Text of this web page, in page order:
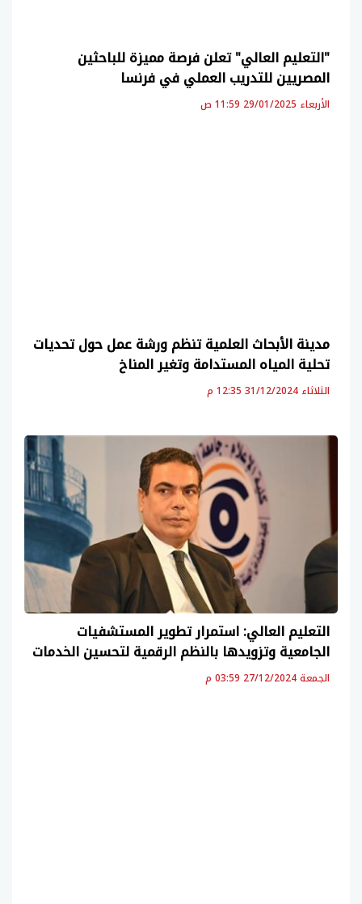
"التعليم العالي" تعلن فرصة مميزة للباحثين
المصريين للتدريب العملي في فرنسا
الأربعاء 29/01/2025 11:59 ص
مدينة الأبحاث العلمية تنظم ورشة عمل حول تحديات
تحلية المياه المستدامة وتغير المناخ
الثلاثاء 31/12/2024 12:35 م
التعليم العالي: استمرار تطوير المستشفيات
الجامعية وتزويدها بالنظم الرقمية لتحسين الخدمات
الجمعة 27/12/2024 03:59 م